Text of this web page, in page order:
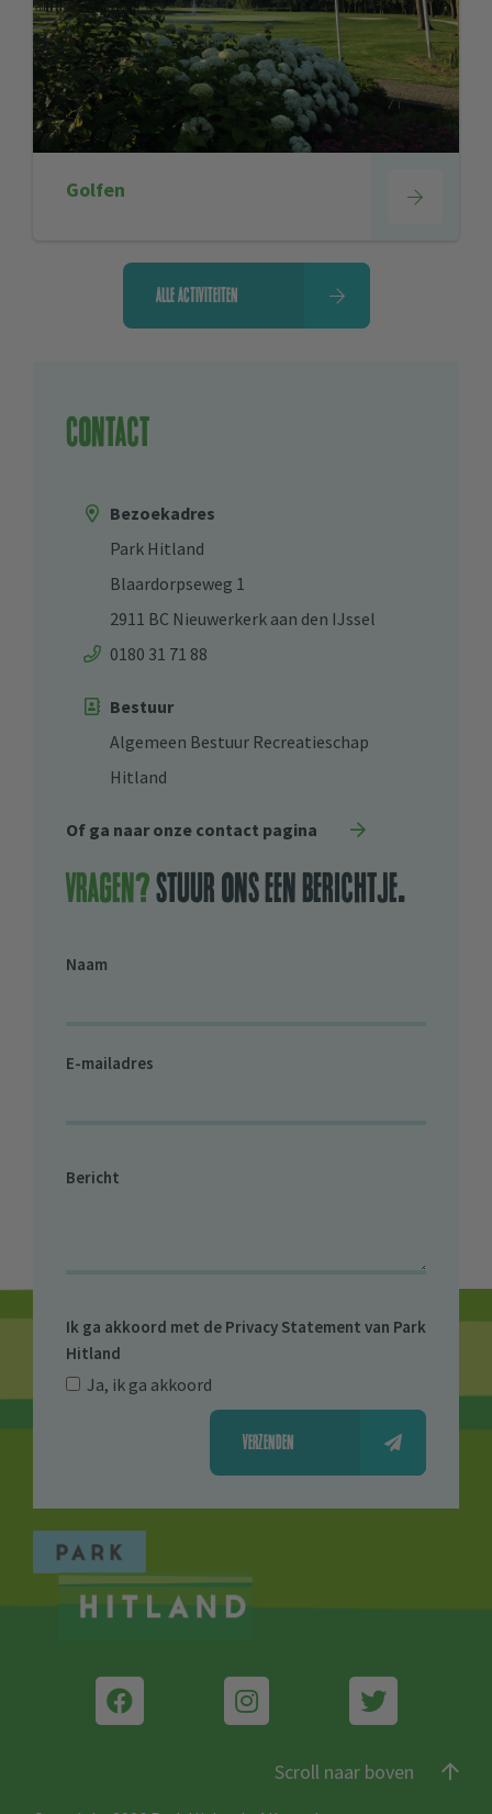
Golfen
ALLE ACTIVITEITEN
Contact
Bezoekadres
Park Hitland
Blaardorpseweg 1
2911 BC Nieuwerkerk aan den IJssel
0180 31 71 88
Bestuur
Algemeen Bestuur Recreatieschap
Hitland
Of ga naar onze contact pagina
Vragen?stuur ons een berichtje.
Naam
E-mailadres
Bericht
Ik ga akkoord met de Privacy Statement van Park
Hitland
Ja, ik ga akkoord
VERZENDEN
Scroll naar boven